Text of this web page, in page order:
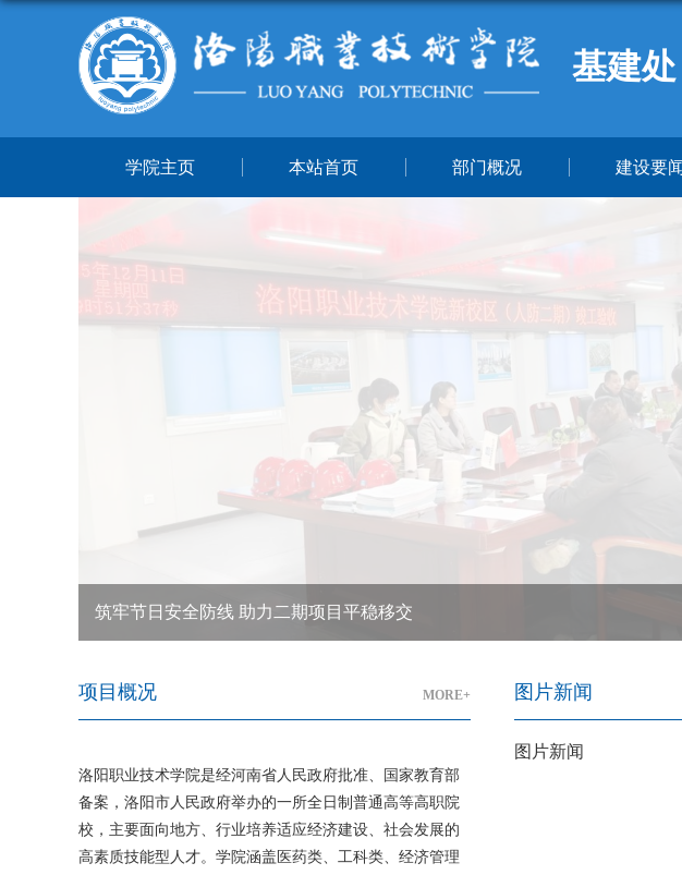
基建处
学院主页 本站首页 部门概况 建设要闻
筑牢节日安全防线 助力二期项目平稳移交
项目概况 MORE+
洛阳职业技术学院是经河南省人民政府批准、国家教育部
备案，洛阳市人民政府举办的一所全日制普通高等高职院
校，主要面向地方、行业培养适应经济建设、社会发展的
高素质技能型人才。学院涵盖医药类、工科类、经济管理
图片新闻
图片新闻